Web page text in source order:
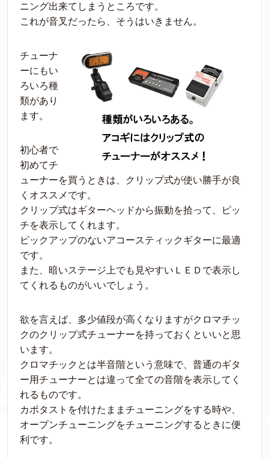
ニング出来てしまうところです。
これが音叉だったら、そうはいきません。
チューナ
ーにもい
ろいろ種
類があり
ます。
初心者で
初めてチ
ューナーを買うときは、クリップ式が使い勝手が良
くオススメです。
クリップ式はギターヘッドから振動を拾って、ピッ
チを表示してくれます。
ピックアップのないアコースティックギターに最適
です。
また、暗いステージ上でも見やすいＬＥＤで表示し
てくれるものがいいでしょう。
欲を言えば、多少値段が高くなりますがクロマチッ
クのクリップ式チューナーを持っておくといいと思
います。
クロマチックとは半音階という意味で、普通のギタ
ー用チューナーとは違って全ての音階を表示してく
れるものです。
カポタストを付けたままチューニングをする時や、
オープンチューニングをチューニングするときに便
利です。